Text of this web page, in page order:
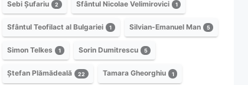
Sebi Șufariu 2 Sfântul Nicolae Velimirovici 1
Sfântul Teofilact al Bulgariei 1 Silvian-Emanuel Man 5
Simon Telkes 1 Sorin Dumitrescu 5
Ștefan Plămădeală 22 Tamara Gheorghiu 1